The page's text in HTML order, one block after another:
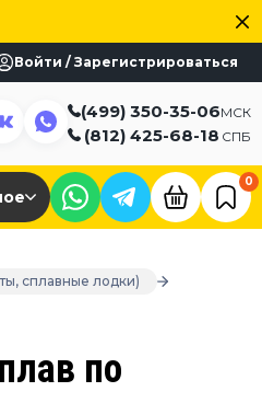
Войти / Зарегистрироваться
(499) 350-35-06МСК
(812) 425-68-18 СПБ
0
сплавные лодки)
по